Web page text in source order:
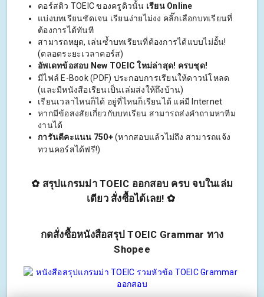
คอร์สติว TOEIC ของครูดิวนั้น เรียน Online
แบ่งบทเรียนชัดเจน เรียนง่ายไม่งง คลิ๊กเลือกบทเรียนที่
ต้องการได้ทันที
สามารถหยุด, เล่นซ้ำบทเรียนที่ต้องการได้แบบไม่อั้น!
(ตลอดระยะเวลาคอร์ส)
อัพเดทข้อสอบ New TOEIC ใหม่ล่าสุด! ครบชุด!
มีไฟล์ E-Book (PDF) ประกอบการเรียนให้ดาวน์โหลด
(และมีหนังสือเรียนเป็นเล่มส่งให้ถึงบ้าน)
เรียนเวลาไหนก็ได้ อยู่ที่ไหนก็เรียนได้ แค่มี Internet
หากมีข้อสงสัยเกี่ยวกับบทเรียน สามารถส่งคำถามหาทีม
งานได้
การันตีคะแนน 750+(หากสอบแล้วไม่ถึง สามารถแจ้ง
ทวนคอร์สได้ฟรี!)
✿ สรุปแกรมม่า TOEIC ออกสอบ ครบ จบในเล่ม
เดียว สั่งซื้อได้เลย! ✿
กดสั่งซื้อหนังสือสรุป TOEIC Grammar ทาง
Shopee